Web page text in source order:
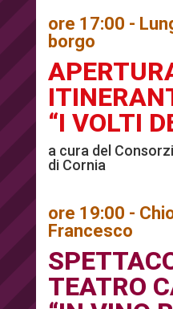
ore 17:00 -
borgo
“I VOLTI
a cura del
di Cornia
ore 19:00 -
Francesco
TEATRO